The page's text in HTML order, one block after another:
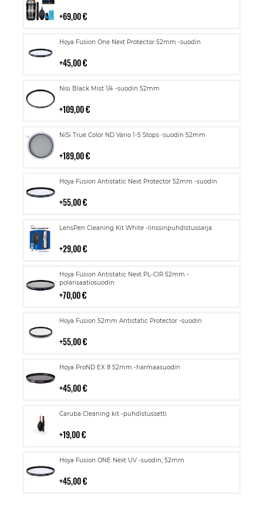
69,00 €
Hoya Fusion One Next Protector 52mm -suodin
45,00 €
Lisää
Nisi Black Mist 1/4 -suodin 52mm
109,00 €
Lisää
NiSi True Color ND Vario 1-5 Stops -suodin 52mm
189,00 €
Lisää
Hoya Fusion Antistatic Next Protector 52mm -suodin
55,00 €
Lisää
LensPen Cleaning Kit White -linssinpuhdistussarja
29,00 €
Lisää
Hoya Fusion Antistatic Next PL-CIR 52mm -
polarisaatiosuodin
70,00 €
Lisää
ostoskoriin
Hoya Fusion 52mm Antistatic Protector -suodin
55,00 €
Lisää
Hoya ProND EX 8 52mm -harmaasuodin
45,00 €
Lisää
Caruba Cleaning kit -puhdistussetti
19,00 €
Lisää
Hoya Fusion ONE Next UV -suodin, 52mm
45,00 €
Lisää